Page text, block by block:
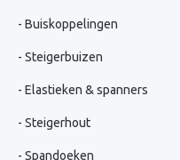
Buiskoppelingen
Steigerbuizen
Elastieken & spanners
Steigerhout
Spandoeken